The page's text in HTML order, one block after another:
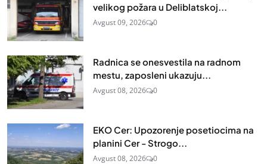
velikog požara u Deliblatskoj...
Avgust 09, 2026 0
Radnica se onesvestila na radnom
mestu, zaposleni ukazuju...
Avgust 08, 2026 0
EKO Cer: Upozorenje posetiocima na
planini Cer - Strogo...
Avgust 08, 2026 0